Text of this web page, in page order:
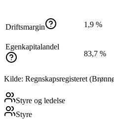
Driftsmargin 1,9 %
Egenkapitalandel
83,7 %
Kilde: Regnskapsregisteret
Styre og ledelse
Styre